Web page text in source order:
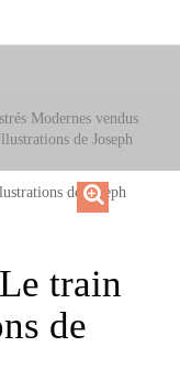
Modernes vendus
de Joseph
train
de